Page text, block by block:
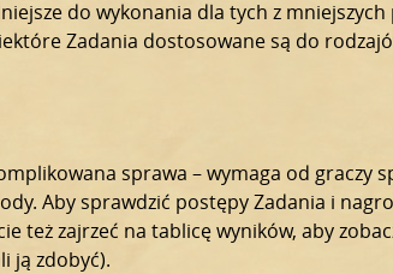
do wykonania dla tych z mniejszych
Zadania dostosowane są do
sprawa – wymaga od graczy
Aby sprawdzić postępy Zadania i
też zajrzeć na tablicę wyników, aby
ją zdobyć).